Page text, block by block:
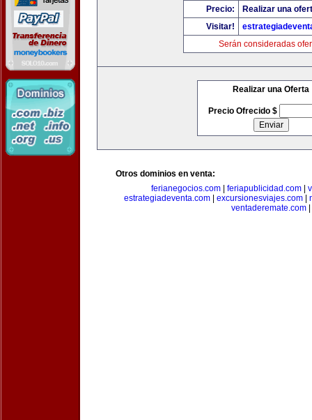
Precio:
Realizar una
Visitar!
Serán consideradas
Realizar una Oferta
Precio Ofrecido $
Otros dominios en venta:
ferianegocios.com| feriapublicidad.com|
estrategiadeventa.com| excursionesviajes.com|
ventaderemate.com